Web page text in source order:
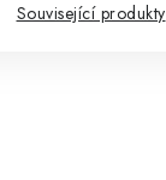
Související produkty